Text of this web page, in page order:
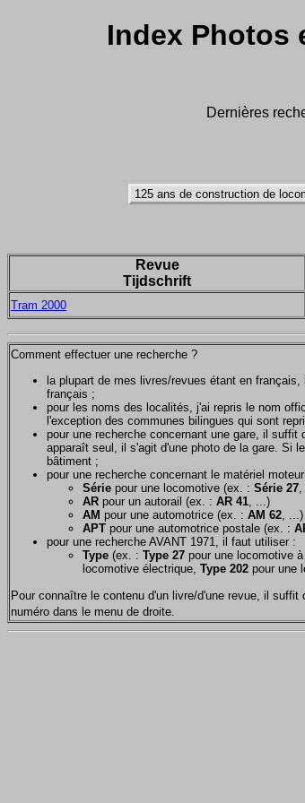
Index Photos
Dernières
Revue
Tijdschrift
Tram 2000
Comment effectuer une recherche ?
la plupart de mes livres/revues étant en
français ;
pour les noms des localités, j'ai repris le nom
l'exception des communes bilingues qui sont
pour une recherche concernant une gare, il
apparaît seul, il s'agit d'une photo de la gare. Si
bâtiment ;
pour une recherche concernant le matériel
Série pour une locomotive (ex. : Série 27
AR pour un autorail (ex. : AR 41 , ...)
AM pour une automotrice (ex. : AM 62 , ...)
APT pour une automotrice postale (ex. :
pour une recherche AVANT 1971, il faut utiliser :
Type (ex. : Type 27 pour une locomotive à
locomotive électrique, Type 202 pour une
Pour connaître le contenu d'un livre/d'une revue, il
numéro dans le menu de droite.